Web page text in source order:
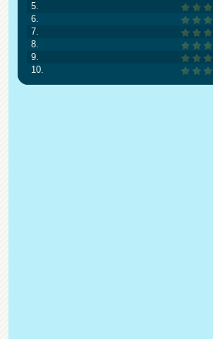
5.
6.
7.
8.
9.
10.